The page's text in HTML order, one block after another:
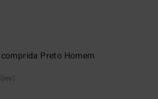
Preto Homem